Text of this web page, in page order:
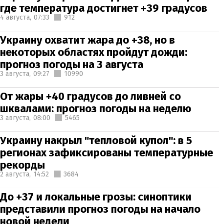
где температура достигнет +39 градусов
4 августа, 07:33 912
Украину охватит жара до +38, но в
некоторых областях пройдут дожди:
прогноз погоды на 3 августа
3 августа, 09:27 10990
От жары +40 градусов до ливней со
шквалами: прогноз погоды на неделю
3 августа, 08:00 5465
Украину накрыл "тепловой купол": в 5
регионах зафиксированы температурные
рекорды
2 августа, 14:52 3684
До +37 и локальные грозы: синоптики
представили прогноз погоды на начало
новой недели